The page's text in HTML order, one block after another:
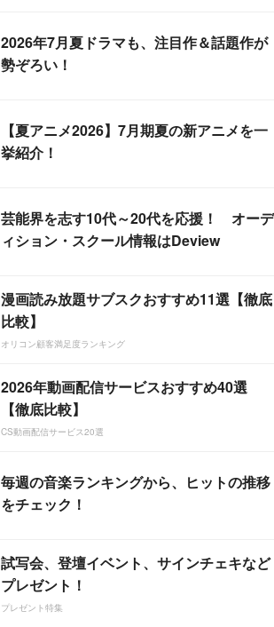
2026年7月夏ドラマも、注目作＆話題作が
勢ぞろい！
【夏アニメ2026】7月期夏の新アニメを一
挙紹介！
芸能界を志す10代～20代を応援！ オーデ
ィション・スクール情報はDeview
漫画読み放題サブスクおすすめ11選【徹底
比較】
オリコン顧客満足度ランキング
2026年動画配信サービスおすすめ40選
【徹底比較】
CS動画配信サービス20選
毎週の音楽ランキングから、ヒットの推移
をチェック！
試写会、登壇イベント、サインチェキなど
プレゼント！
プレゼント特集